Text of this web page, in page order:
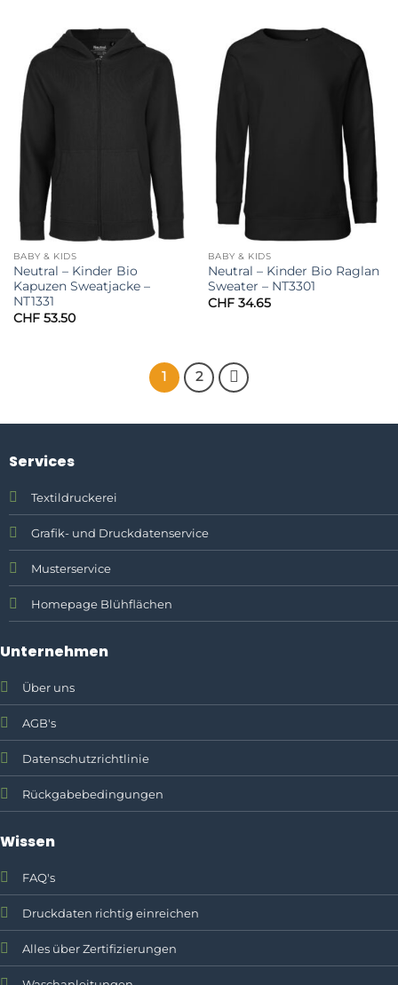
BABY & KIDS
Neutral – Kinder Bio
Kapuzen Sweatjacke –
NT1331
CHF53.50
BABY & KIDS
Neutral – Kinder Bio Raglan
Sweater – NT3301
CHF34.65
1 2
Services
Textildruckerei
Grafik- und Druckdatenservice
Musterservice
Homepage Blühflächen
Unternehmen
Über uns
AGB's
Datenschutzrichtlinie
Rückgabebedingungen
Wissen
FAQ's
Druckdaten richtig einreichen
Alles über Zertifizierungen